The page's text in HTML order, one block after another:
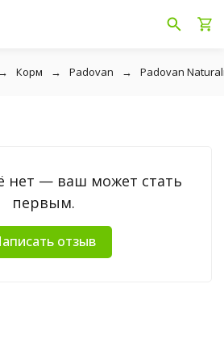
Корм Padovan Padovan
нет — ваш может стать
первым.
отзыв